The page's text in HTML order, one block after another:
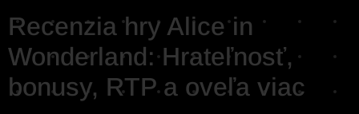
Recenzia hry Alice in
Wonderland: Hrateľnosť,
bonusy, RTP a oveľa viac